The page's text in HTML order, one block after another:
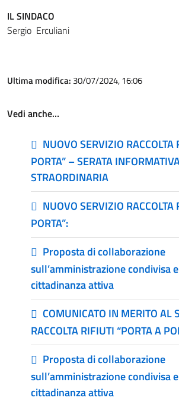
IL SINDACO
Sergio Erculiani
Ultima modifica: 30/07/2024, 16:06
Vedi anche…
NUOVO SERVIZIO
PORTA” – SERATA
STRAORDINARIA
NUOVO SERVIZIO
PORTA”:
Proposta di collaborazione
sull’amministrazione condivisa
cittadinanza attiva
COMUNICATO IN MERITO AL
RACCOLTA RIFIUTI “PORTA A
Proposta di collaborazione
sull’amministrazione condivisa
cittadinanza attiva